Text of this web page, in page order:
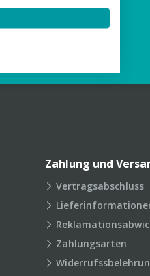
Zahlung und
Vertragsabschluss
Zahlungsarten